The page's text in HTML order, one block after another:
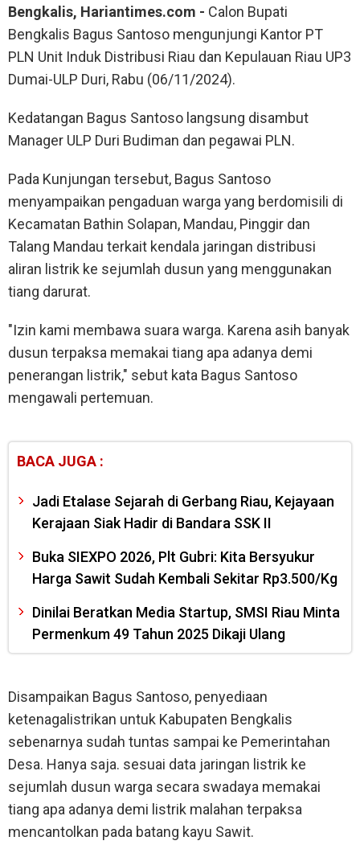
Bengkalis, Hariantimes.com - Calon Bupati
Bengkalis Bagus Santoso mengunjungi Kantor PT
PLN Unit Induk Distribusi Riau dan Kepulauan Riau UP3
Dumai-ULP Duri, Rabu (06/11/2024).
Kedatangan Bagus Santoso langsung disambut
Manager ULP Duri Budiman dan pegawai PLN.
Pada Kunjungan tersebut, Bagus Santoso
menyampaikan pengaduan warga yang berdomisili di
Kecamatan Bathin Solapan, Mandau, Pinggir dan
Talang Mandau terkait kendala jaringan distribusi
aliran listrik ke sejumlah dusun yang menggunakan
tiang darurat.
"Izin kami membawa suara warga. Karena asih banyak
dusun terpaksa memakai tiang apa adanya demi
penerangan listrik," sebut kata Bagus Santoso
mengawali pertemuan.
BACA JUGA :
Jadi Etalase Sejarah di Gerbang Riau, Kejayaan
Kerajaan Siak Hadir di Bandara SSK II
Buka SIEXPO 2026, Plt Gubri: Kita Bersyukur
Harga Sawit Sudah Kembali Sekitar Rp3.500/Kg
Dinilai Beratkan Media Startup, SMSI Riau Minta
Permenkum 49 Tahun 2025 Dikaji Ulang
Disampaikan Bagus Santoso, penyediaan
ketenagalistrikan untuk Kabupaten Bengkalis
sebenarnya sudah tuntas sampai ke Pemerintahan
Desa. Hanya saja. sesuai data jaringan listrik ke
sejumlah dusun warga secara swadaya memakai
tiang apa adanya demi listrik malahan terpaksa
mencantolkan pada batang kayu Sawit.